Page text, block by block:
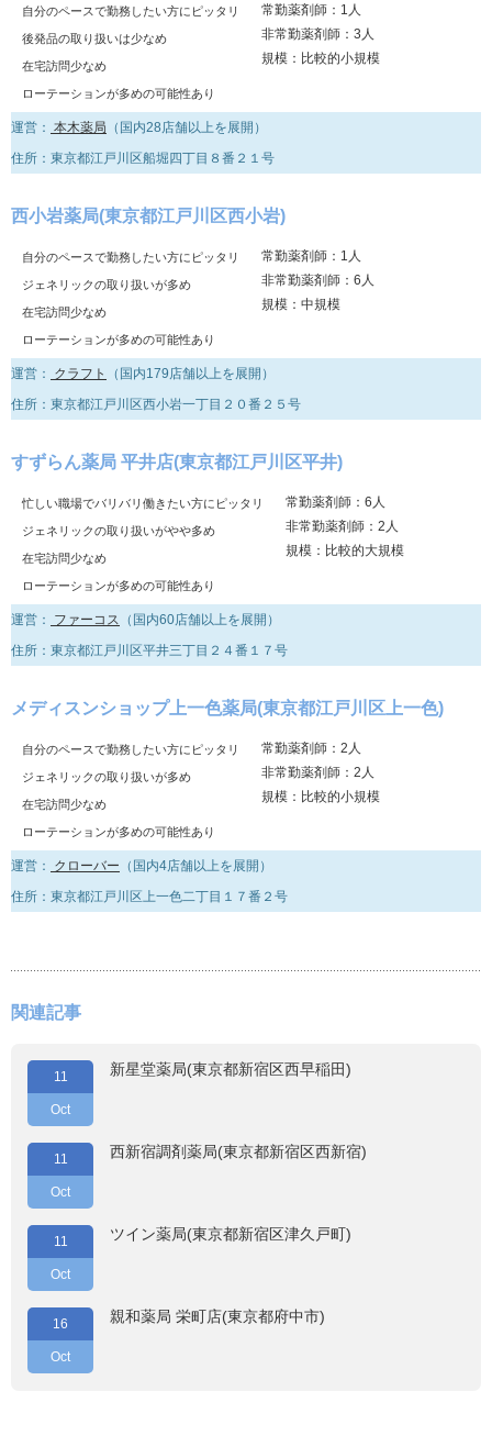
自分のペースで勤務したい方にピッタリ
後発品の取り扱いは少なめ
在宅訪問少なめ
ローテーションが多めの可能性あり
常勤薬剤師：1人
非常勤薬剤師：3人
規模：比較的小規模
運営： 本木薬局 （国内28店舗以上を展開）
住所：東京都江戸川区船堀四丁目８番２１号
西小岩薬局(東京都江戸川区西小岩)
自分のペースで勤務したい方にピッタリ
ジェネリックの取り扱いが多め
在宅訪問少なめ
ローテーションが多めの可能性あり
常勤薬剤師：1人
非常勤薬剤師：6人
規模：中規模
運営： クラフト
（国内179店舗以上を展開）
住所：東京都江戸川区西小岩一丁目２０番２５号
すずらん薬局 平井店(東京都江戸川区平井)
忙しい職場でバリバリ働きたい方にピッタリ
ジェネリックの取り扱いがやや多め
在宅訪問少なめ
ローテーションが多めの可能性あり
常勤薬剤師：6人
非常勤薬剤師：2人
規模：比較的大規模
運営： ファーコス （国内60店舗以上を展開）
住所：東京都江戸川区平井三丁目２４番１７号
メディスンショップ上一色薬局(東京都江戸川区上一色)
自分のペースで勤務したい方にピッタリ
ジェネリックの取り扱いが多め
在宅訪問少なめ
ローテーションが多めの可能性あり
常勤薬剤師：2人
非常勤薬剤師：2人
規模：比較的小規模
運営： クローバー （国内4店舗以上を展開）
住所：東京都江戸川区上一色二丁目１７番２号
関連記事
11
Oct
新星堂薬局(東京都新宿区西早稲田)
11
Oct
西新宿調剤薬局(東京都新宿区西新宿)
11
Oct
ツイン薬局(東京都新宿区津久戸町)
16
Oct
親和薬局 栄町店(東京都府中市)